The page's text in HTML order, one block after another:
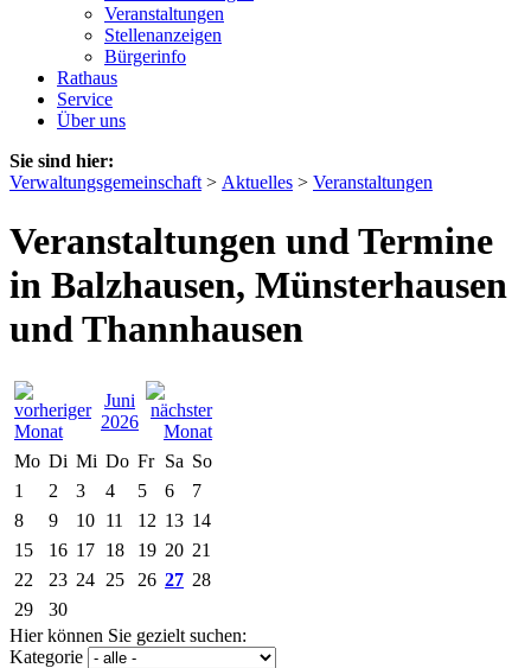
Veranstaltungen
Stellenanzeigen
Bürgerinfo
Rathaus
Service
Über uns
Sie sind hier:
Verwaltungsgemeinschaft > Aktuelles > Veranstaltungen
Veranstaltungen und Termine
in Balzhausen, Münsterhausen
und Thannhausen
Juni
2026
Mo Di Mi Do Fr Sa So
1
2 3 4 5 6
7
8
9 10 11 12 13 14
15
16 17 18 19 20 21
22
23 24 25 26 27 28
29
30
Hier können Sie gezielt suchen:
Kategorie